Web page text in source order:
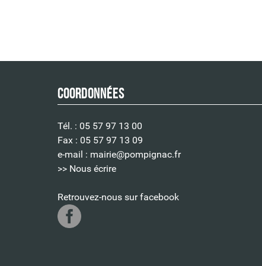
Coordonnées
Tél. : 05 57 97 13 00
Fax : 05 57 97 13 09
e-mail : mairie@pompignac.fr
>> Nous écrire
Retrouvez-nous sur facebook